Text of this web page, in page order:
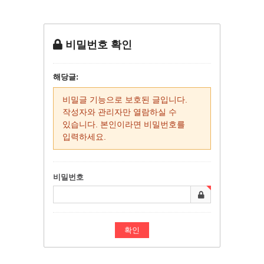
비밀번호 확인
해당글:
비밀글 기능으로 보호된 글입니다.
작성자와 관리자만 열람하실 수
있습니다. 본인이라면 비밀번호를
입력하세요.
비밀번호